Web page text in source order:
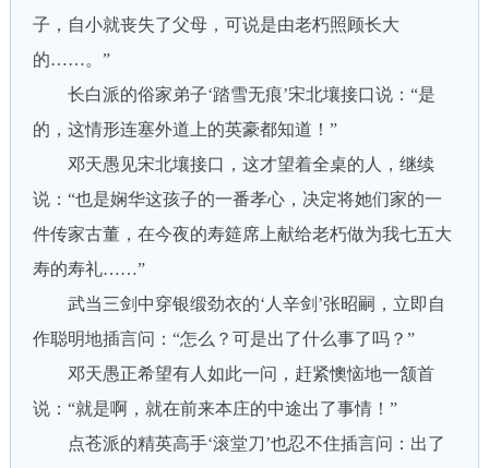
子，自小就丧失了父母，可说是由老朽照顾长大
的……。”
长白派的俗家弟子‘踏雪无痕’宋北壤接口说：“是
的，这情形连塞外道上的英豪都知道！”
邓天愚见宋北壤接口，这才望着全桌的人，继续
说：“也是娴华这孩子的一番孝心，决定将她们家的一
件传家古董，在今夜的寿筵席上献给老朽做为我七五大
寿的寿礼……”
武当三剑中穿银缎劲衣的‘人辛剑’张昭嗣，立即自
作聪明地插言问：“怎么？可是出了什么事了吗？”
邓天愚正希望有人如此一问，赶紧懊恼地一颔首
说：“就是啊，就在前来本庄的中途出了事情！”
点苍派的精英高手‘滚堂刀’也忍不住插言问：出了